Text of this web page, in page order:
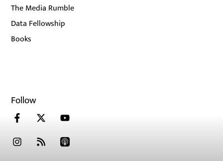
The Media Rumble
Data Fellowship
Books
Follow